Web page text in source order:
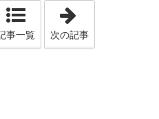
注文住宅でおすすめのオプション
事一覧
「マイホー
次の記事